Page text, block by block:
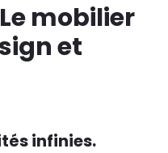
Le mobilier
et
infinies.